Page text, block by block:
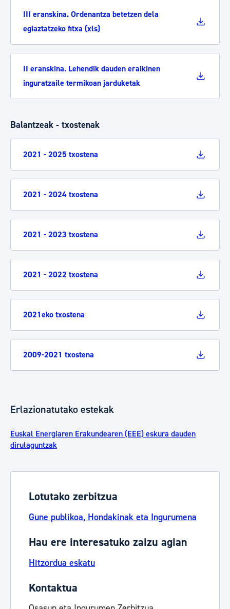
III eranskina. Ordenantza betetzen dela
egiaztatzeko fitxa (xls)
II eranskina. Lehendik dauden eraikinen
inguratzaile termikoan jarduketak
Balantzeak - txostenak
2021 - 2025 txostena
2021 - 2024 txostena
2021 - 2023 txostena
2021 - 2022 txostena
2021eko txostena
2009-2021 txostena
Erlazionatutako estekak
Euskal Energiaren Erakundearen (EEE) eskura dauden
dirulaguntzak
Lotutako zerbitzua
Gune publikoa, Hondakinak eta Ingurumena
Hau ere interesatuko zaizu agian
Hitzordua eskatu
Kontaktua